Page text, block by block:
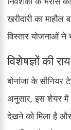
खरीदारी का
विस्तार योजनाओं ने
विशेषज्ञों की
बोनांजा के सीनियर
अनुसार, इस शेयर में
देखने को मिला है और